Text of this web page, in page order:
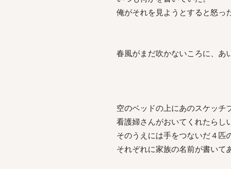
俺がそれを見ようとすると怒った
春風がまだ吹かないころに、あ
空のベッドの上にあのスケッチ
看護婦さんがおいてくれたらしい
そのうえには手をつないだ４匹
それぞれに家族の名前が書いて